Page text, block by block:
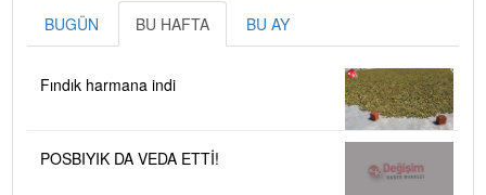
BUGÜN BU HAFTA BU AY
Fındık harmana indi
POSBIYIK DA VEDA ETTİ!